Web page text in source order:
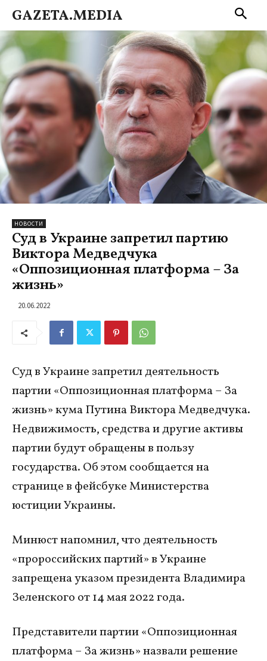
GAZETA.MEDIA
НОВОСТИ
Суд в Украине запретил партию
Виктора Медведчука
«Оппозиционная платформа – За
жизнь»
20.06.2022
Суд в Украине запретил деятельность
партии «Оппозиционная платформа – За
жизнь» кума Путина Виктора Медведчука.
Недвижимость, средства и другие активы
партии будут обращены в пользу
государства. Об этом сообщается на
странице в фейсбуке Министерства
юстиции Украины.
Минюст напомнил, что деятельность
«пророссийских партий» в Украине
запрещена указом президента Владимира
Зеленского от 14 мая 2022 года.
Представители партии «Оппозиционная
платформа – За жизнь» назвали решение